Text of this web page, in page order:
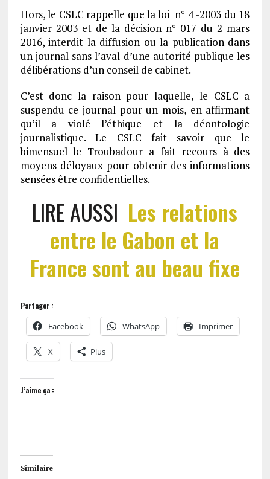
Hors, le CSLC rappelle que la loi n° 4 -2003 du 18
janvier 2003 et de la décision n° 017 du 2 mars
2016, interdit la diffusion ou la publication dans
un journal sans l’aval d’une autorité publique les
délibérations d’un conseil de cabinet.
C’est donc la raison pour laquelle, le CSLC a
suspendu ce journal pour un mois, en affirmant
qu’il a violé l’éthique et la déontologie
journalistique. Le CSLC fait savoir que le
bimensuel le Troubadour a fait recours à des
moyens déloyaux pour obtenir des informations
sensées être confidentielles.
LIRE AUSSI Les relations
entre le Gabon et la
France sont au beau fixe
Partager :
Facebook WhatsApp Imprimer
X Plus
J’aime ça :
Similaire